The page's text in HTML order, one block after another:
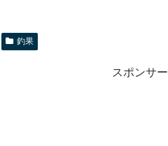
釣果
スポンサ